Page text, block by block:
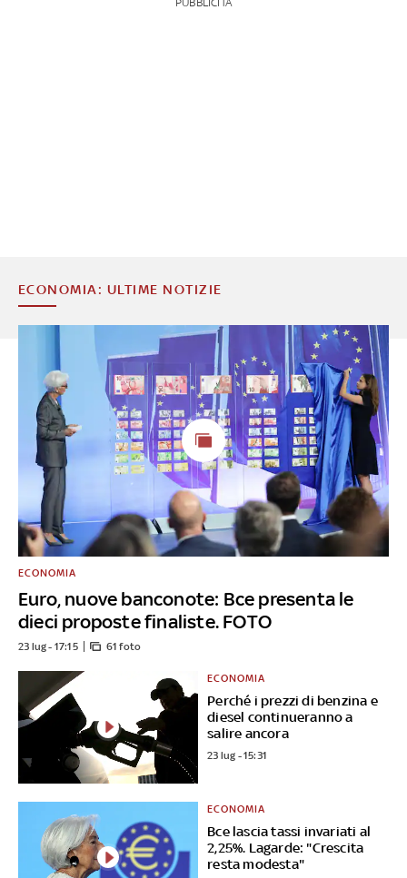
ECONOMIA: ULTIME NOTIZIE
Euro, nuove banconote: Bce presenta le
dieci proposte finaliste. FOTO
ECONOMIA
23 lug - 17:15 61 foto
Perché i prezzi di benzina e
diesel continueranno a
salire ancora
ECONOMIA
23 lug - 15:31
Bce lascia tassi invariati al
2,25%. Lagarde: "Crescita
resta modesta"
ECONOMIA